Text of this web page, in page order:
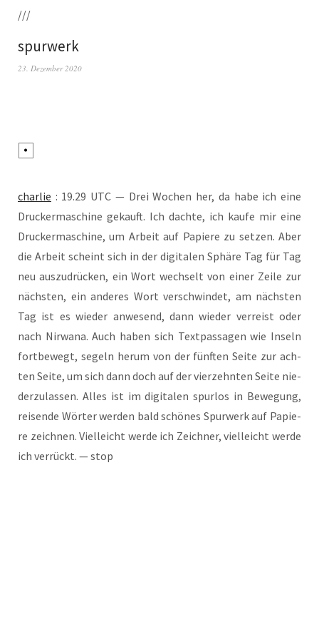
///
spurwerk
23. Dezember 2020
char­lie : 19.29 UTC — Drei Wochen her, da habe ich eine
Dru­cker­ma­schi­ne gekauft. Ich dach­te, ich kau­fe mir eine
Dru­cker­ma­schi­ne, um Arbeit auf Papie­re zu set­zen. Aber
die Arbeit scheint sich in der digi­ta­len Sphä­re Tag für Tag
neu aus­zu­drü­cken, ein Wort wech­selt von einer Zei­le zur
nächs­ten, ein ande­res Wort ver­schwin­det, am nächs­ten
Tag ist es wie­der anwe­send, dann wie­der ver­reist oder
nach Nir­wa­na. Auch haben sich Text­pas­sa­gen wie Inseln
fort­be­wegt, segeln her­um von der fünf­ten Sei­te zur ach­
ten Sei­te, um sich dann doch auf der vier­zehn­ten Sei­te nie­
der­zu­las­sen. Alles ist im digi­ta­len spur­los in Bewe­gung,
rei­sen­de Wör­ter wer­den bald schö­nes Spur­werk auf Papie­
re zeich­nen. Viel­leicht wer­de ich Zeich­ner, viel­leicht wer­de
ich ver­rückt. — stop